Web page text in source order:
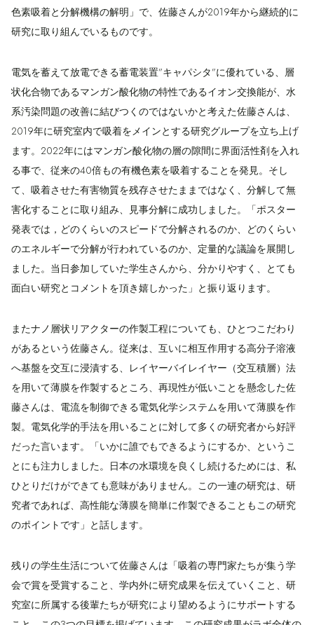
色素吸着と分解機構の解明」で、佐藤さんが2019年から継続的に
研究に取り組んでいるものです。
電気を蓄えて放電できる蓄電装置”キャパシタ”に優れている、層
状化合物であるマンガン酸化物の特性であるイオン交換能が、水
系汚染問題の改善に結びつくのではないかと考えた佐藤さんは、
2019年に研究室内で吸着をメインとする研究グループを立ち上げ
ます。2022年にはマンガン酸化物の層の隙間に界面活性剤を入れ
る事で、従来の40倍もの有機色素を吸着することを発見。そし
て、吸着させた有害物質を残存させたままではなく、分解して無
害化することに取り組み、見事分解に成功しました。「ポスター
発表では，どのくらいのスピードで分解されるのか、どのくらい
のエネルギーで分解が行われているのか、定量的な議論を展開し
ました。当日参加していた学生さんから、分かりやすく、とても
面白い研究とコメントを頂き嬉しかった」と振り返ります。
またナノ層状リアクターの作製工程についても、ひとつこだわり
があるという佐藤さん。従来は、互いに相互作用する高分子溶液
へ基盤を交互に浸漬する、レイヤーバイレイヤー（交互積層）法
を用いて薄膜を作製するところ、再現性が低いことを懸念した佐
藤さんは、電流を制御できる電気化学システムを用いて薄膜を作
製。電気化学的手法を用いることに対して多くの研究者から好評
だった言います。「いかに誰でもできるようにするか、というこ
とにも注力しました。日本の水環境を良くし続けるためには、私
ひとりだけができても意味がありません。この一連の研究は、研
究者であれば、高性能な薄膜を簡単に作製できることもこの研究
のポイントです」と話します。
残りの学生生活について佐藤さんは「吸着の専門家たちが集う学
会で賞を受賞すること、学内外に研究成果を伝えていくこと、研
究室に所属する後輩たちが研究により望めるようにサポートする